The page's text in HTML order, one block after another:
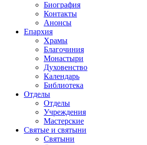
Биография
Контакты
Анонсы
Епархия
Храмы
Благочиния
Монастыри
Духовенство
Календарь
Библиотека
Отделы
Отделы
Учреждения
Мастерские
Святые и святыни
Cвятыни